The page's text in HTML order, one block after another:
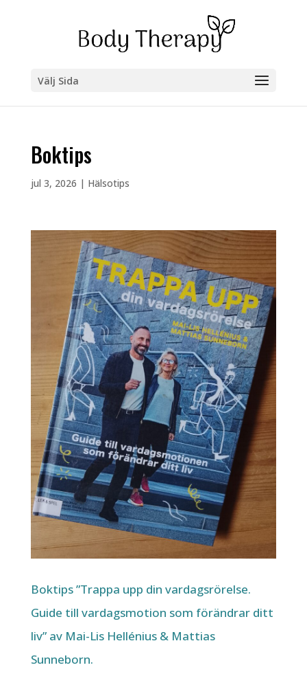
Välj Sida
Boktips
jul 3, 2026 | Hälsotips
Boktips ”Trappa upp din vardagsrörelse.
Guide till vardagsmotion som förändrar ditt
liv” av Mai-Lis Hellénius & Mattias
Sunneborn.